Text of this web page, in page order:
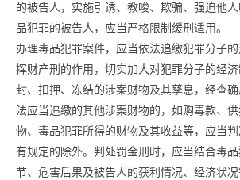
的被告人，实施引诱、教唆、欺骗、强迫他
品犯罪的被告人，应当严格限制缓刑适用。
办理毒品犯罪案件，应当依法追缴犯罪分子
挥财产刑的作用，切实加大对犯罪分子的经
封、扣押、冻结的涉案财物及其孳息，经查
法应当追缴的其他涉案财物的，如购毒款、
物、毒品犯罪所得的财物及其收益等，应当
有规定的除外。判处罚金刑时，应当结合毒
节、危害后果及被告人的获利情况、经济状